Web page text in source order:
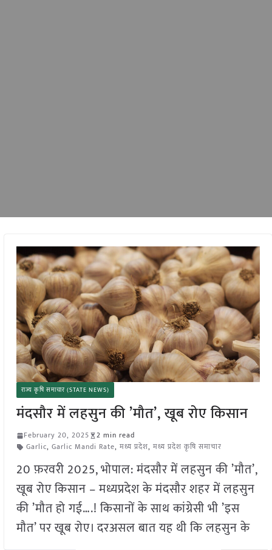
राज्य कृषि समाचार (STATE NEWS)
मंदसौर में लहसुन की ’मौत’, खूब रोए किसान
February 20, 2025
2 min read
Garlic, Garlic Mandi Rate, मध्य प्रदेश, मध्य प्रदेश कृषि समाचार
20 फ़रवरी 2025, भोपाल: मंदसौर में लहसुन की ’मौत’,
खूब रोए किसान – मध्यप्रदेश के मंदसौर शहर में लहसुन
की ’मौत हो गई….! किसानों के साथ कांग्रेसी भी ’इस
मौत’ पर खूब रोए। दरअसल बात यह थी कि लहसुन के